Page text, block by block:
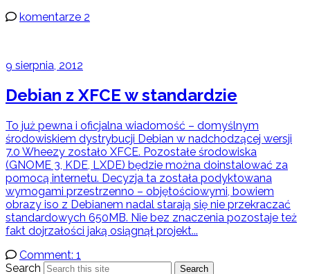
komentarze 2
9 sierpnia, 2012
Debian z XFCE w standardzie
To już pewna i oficjalna wiadomość – domyślnym
środowiskiem dystrybucji Debian w nadchodzącej wersji
7.0 Wheezy zostało XFCE. Pozostałe środowiska
(GNOME 3, KDE, LXDE) będzie można doinstalować za
pomocą internetu. Decyzja ta została podyktowana
wymogami przestrzenno – objętościowymi, bowiem
obrazy iso z Debianem nadal starają się nie przekraczać
standardowych 650MB. Nie bez znaczenia pozostaje też
fakt dojrzałości jaką osiągnął projekt...
Comment: 1
Search
Search